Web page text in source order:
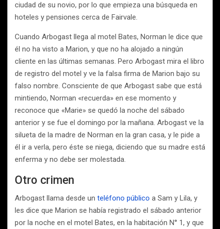
ciudad de su novio, por lo que empieza una búsqueda en
hoteles y pensiones cerca de Fairvale.
Cuando Arbogast llega al motel Bates, Norman le dice que
él no ha visto a Marion, y que no ha alojado a ningún
cliente en las últimas semanas. Pero Arbogast mira el libro
de registro del motel y ve la falsa firma de Marion bajo su
falso nombre. Consciente de que Arbogast sabe que está
mintiendo, Norman «recuerda» en ese momento y
reconoce que «Marie» se quedó la noche del sábado
anterior y se fue el domingo por la mañana. Arbogast ve la
silueta de la madre de Norman en la gran casa, y le pide a
él ir a verla, pero éste se niega, diciendo que su madre está
enferma y no debe ser molestada.
Otro crimen
Arbogast llama desde un teléfono público a Sam y Lila, y
les dice que Marion se había registrado el sábado anterior
por la noche en el motel Bates, en la habitación N° 1, y que